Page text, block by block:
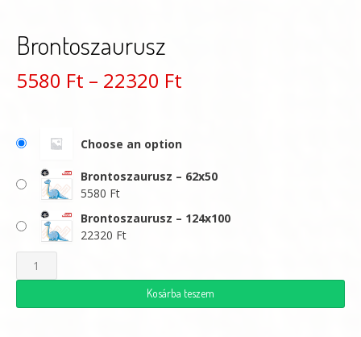
Brontoszaurusz
5580 Ft – 22320 Ft
-
22320 Ft
Choose an option
Brontoszaurusz – 62x50
5580 Ft
Brontoszaurusz – 124x100
22320 Ft
Brontoszaurusz
mennyiség
Kosárba teszem